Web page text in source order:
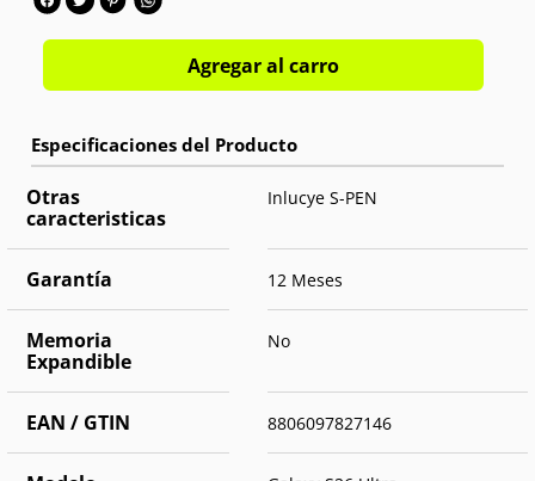
Cámara frontal:
OS:Android 16
Agregar al carro
Otras
caracteristicas
Inlucye S-PEN
Garantía 12 Meses
Memoria
Expandible
No
EAN / GTIN 8806097827146